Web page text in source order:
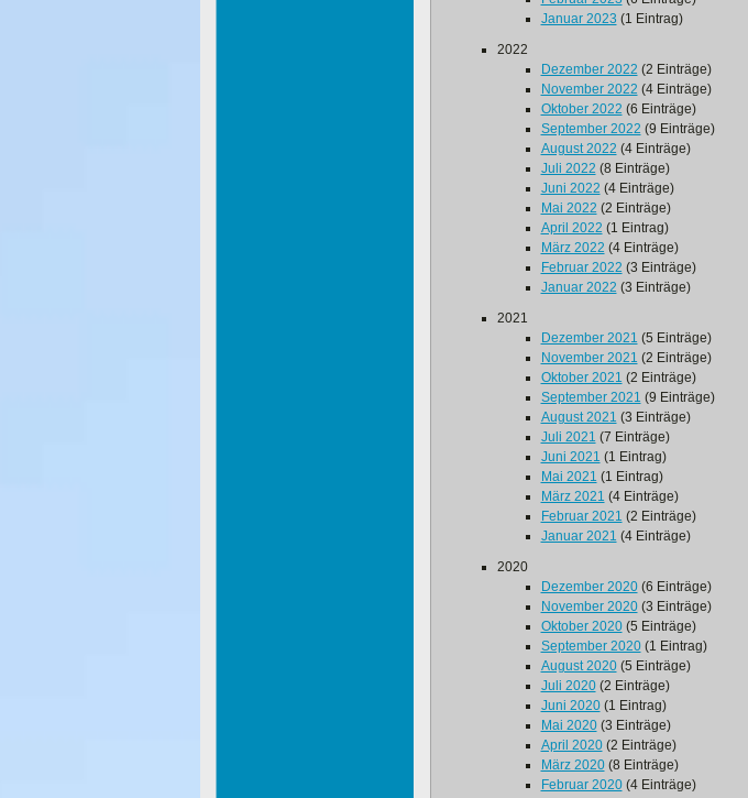
Januar 2023 (1 Eintrag)
2022
Dezember 2022 (2 Einträge)
November 2022 (4 Einträge)
Oktober 2022 (6 Einträge)
September 2022 (9 Einträge)
August 2022 (4 Einträge)
Juli 2022 (8 Einträge)
Juni 2022 (4 Einträge)
Mai 2022 (2 Einträge)
April 2022 (1 Eintrag)
März 2022 (4 Einträge)
Februar 2022 (3 Einträge)
Januar 2022 (3 Einträge)
2021
Dezember 2021 (5 Einträge)
November 2021 (2 Einträge)
Oktober 2021 (2 Einträge)
September 2021 (9 Einträge)
August 2021 (3 Einträge)
Juli 2021 (7 Einträge)
Juni 2021 (1 Eintrag)
Mai 2021 (1 Eintrag)
März 2021 (4 Einträge)
Februar 2021 (2 Einträge)
Januar 2021 (4 Einträge)
2020
Dezember 2020(6 Einträge)
November 2020(3 Einträge)
Oktober 2020(5 Einträge)
September 2020(1 Eintrag)
August 2020(5 Einträge)
Juli 2020(2 Einträge)
Juni 2020(1 Eintrag)
Mai 2020(3 Einträge)
April 2020(2 Einträge)
März 2020(8 Einträge)
Februar 2020(4 Einträge)